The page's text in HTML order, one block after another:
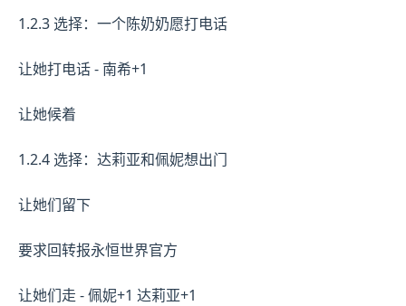
1.2.3 选择：一个陈奶奶愿打电话
让她打电话 - 南希+1
让她候着
1.2.4 选择：达莉亚和佩妮想出门
让她们留下
要求回转报永恒世界官方
让她们走 - 佩妮+1 达莉亚+1